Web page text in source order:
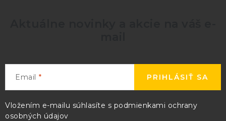
Email
Vložením e-mailu súhlasíte s podmienkami ochrany
osobných údajov
PRIHLÁSIŤ SA